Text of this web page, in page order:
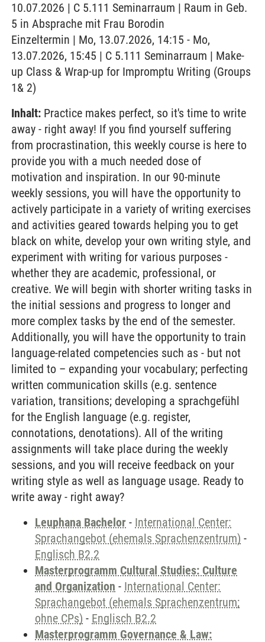
10.07.2026 | C 5.111 Seminarraum | Raum in Geb.
5 in Absprache mit Frau Borodin
Einzeltermin | Mo, 13.07.2026, 14:15 - Mo,
13.07.2026, 15:45 | C 5.111 Seminarraum | Make-
up Class & Wrap-up for Impromptu Writing (Groups
1& 2)
Inhalt: Practice makes perfect, so it's time to write
away - right away! If you find yourself suffering
from procrastination, this weekly course is here to
provide you with a much needed dose of
motivation and inspiration. In our 90-minute
weekly sessions, you will have the opportunity to
actively participate in a variety of writing exercises
and activities geared towards helping you to get
black on white, develop your own writing style, and
experiment with writing for various purposes -
whether they are academic, professional, or
creative. We will begin with shorter writing tasks in
the initial sessions and progress to longer and
more complex tasks by the end of the semester.
Additionally, you will have the opportunity to train
language-related competencies such as - but not
limited to – expanding your vocabulary; perfecting
written communication skills (e.g. sentence
variation, transitions; developing a sprachgefühl
for the English language (e.g. register,
connotations, denotations). All of the writing
assignments will take place during the weekly
sessions, and you will receive feedback on your
writing style as well as language usage. Ready to
write away - right away?
Leuphana Bachelor - International Center:
Sprachangebot (ehemals Sprachenzentrum) -
Englisch B2.2
Masterprogramm Cultural Studies: Culture
and Organization - International Center:
Sprachangebot (ehemals Sprachenzentrum;
ohne CPs) - Englisch B2.2
Masterprogramm Governance & Law: